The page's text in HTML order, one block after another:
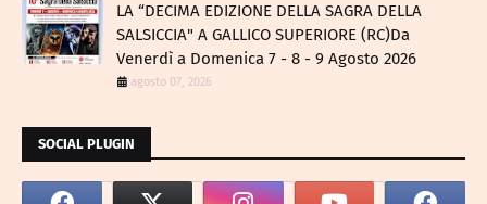
LA “DECIMA EDIZIONE DELLA SAGRA DELLA
SALSICCIA" A GALLICO SUPERIORE (RC)Da
Venerdì a Domenica 7 - 8 - 9 Agosto 2026
agosto 07, 2026
SOCIAL PLUGIN